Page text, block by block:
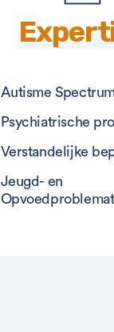
Autisme
Psychiatrische
Verstandelijke
Jeugd- en